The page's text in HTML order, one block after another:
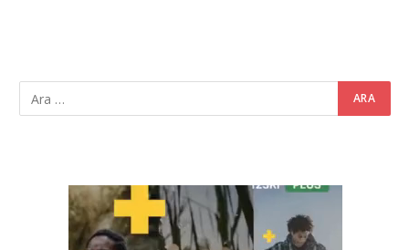
Video
oynatıcı